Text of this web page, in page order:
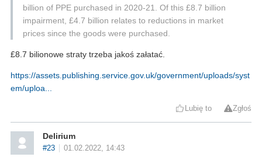
billion of PPE purchased in 2020-21. Of this £8.7 billion
impairment, £4.7 billion relates to reductions in market
prices since the goods were purchased.
£8.7 bilionowe straty trzeba jakoś załatać.
https://assets.publishing.service.gov.uk/government/uploads/syst
em/uploa...
Lubię to Zgłoś
Delirium
#23 01.02.2022, 14:43